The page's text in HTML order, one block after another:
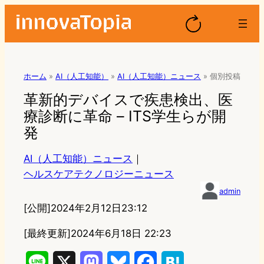
ホーム » AI（人工知能） » AI（人工知能）ニュース » 個別投稿
革新的デバイスで疾患検出、医
療診断に革命 – ITS学生らが開
発
AI（人工知能）ニュース ｜
ヘルスケアテクノロジーニュース
admin
[公開]2024年2月12日23:12
[最終更新]2024年6月18日 22:23